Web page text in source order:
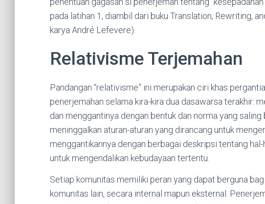
pada latihan 1, diambil dari buku Translation, Rewriting,
karya André Lefevere).
Relativisme Terjemahan
Pandangan “relativisme” ini merupakan ciri khas
penerjemahan selama kira-kira dua dasawarsa terakhir:
dan menggantinya dengan bentuk dan norma yang
meninggalkan aturan-aturan yang dirancang untuk
menggantikannya dengan berbagai deskripsi tentang
untuk mengendalikan kebudayaan tertentu.
Setiap komunitas memiliki peran yang dapat berguna
komunitas lain, secara internal mapun eksternal.